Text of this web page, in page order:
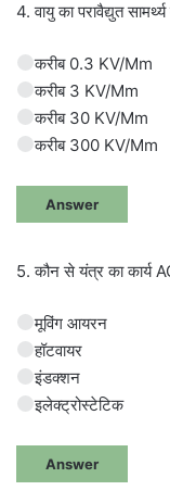
4. वायु का परावैद्युत
करीब 0.3 KV/Mm
करीब 3 KV/Mm
करीब 30 KV/Mm
करीब 300 KV/Mm
Answer
5. कौन से यंत्र का कार्य
मूविंग आयरन
हॉटवायर
इंडक्शन
इलेक्ट्रोस्टेटिक
Answer